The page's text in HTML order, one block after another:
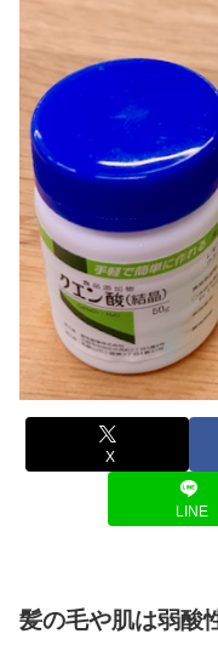
X
LINE
髪の毛や肌は弱酸